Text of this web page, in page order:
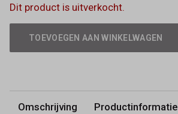
Dit product is uitverkocht.
TOEVOEGEN AAN WINKELWAGEN
Omschrijving Productinformatie